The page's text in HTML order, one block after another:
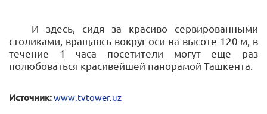
И здесь, сидя за красиво сервированными
столиками, вращаясь вокруг оси на высоте 120 м, в
течение 1 часа посетители могут еще раз
полюбоваться красивейшей панорамой Ташкента.
Источник:www.tvtower.uz